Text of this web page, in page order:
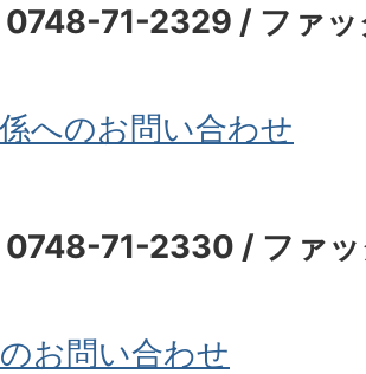
0748-71-2329 / ファ
へのお問い合わせ
0748-71-2330 / ファ
お問い合わせ